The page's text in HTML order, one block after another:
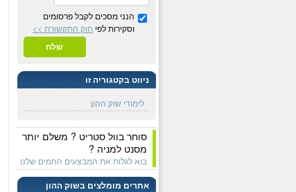
הנני מסכים לקבל פרסומים
וסקירות לפי חוק התקשורת >>
שלח
ניווט בקטגוריה זו
לימודי שוק ההון
סוחר בוול סטריט ? משלם יותר
מסנט למניה ?
בוא לגלות את המבצעים החמים שלנו
אתרים מומלצים בשוק ההון